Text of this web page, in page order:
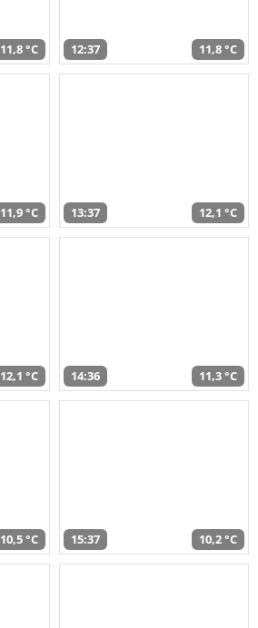
11,8 °C 12:37 11,8 °C
11,9 °C 13:37 12,1 °C
12,1 °C 14:36 11,3 °C
10,5 °C 15:37 10,2 °C